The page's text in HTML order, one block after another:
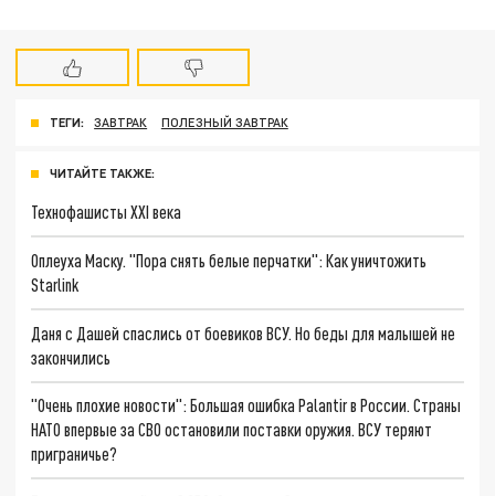
ТЕГИ: ЗАВТРАК ПОЛЕЗНЫЙ ЗАВТРАК
ЧИТАЙТЕ ТАКЖЕ:
Технофашисты XXI века
Оплеуха Маску. "Пора снять белые перчатки": Как уничтожить
Starlink
Даня с Дашей спаслись от боевиков ВСУ. Но беды для малышей не
закончились
"Очень плохие новости": Большая ошибка Palantir в России. Страны
НАТО впервые за СВО остановили поставки оружия. ВСУ теряют
приграничье?